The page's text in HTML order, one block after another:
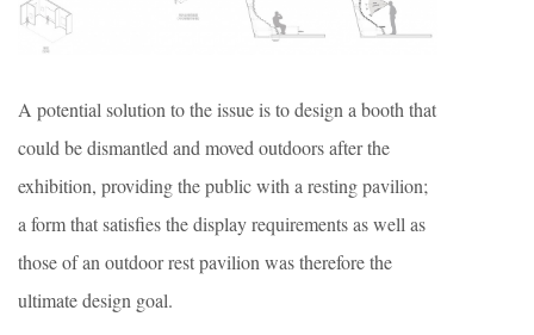
A potential solution to the issue is to design a booth that
could be dismantled and moved outdoors after the
exhibition, providing the public with a resting pavilion;
a form that satisfies the display requirements as well as
those of an outdoor rest pavilion was therefore the
ultimate design goal.